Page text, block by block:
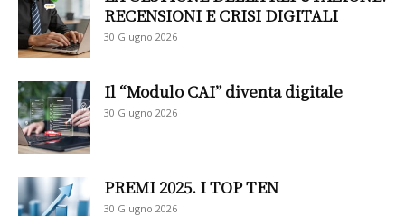
RECENSIONI E CRISI DIGITALI
30 Giugno 2026
Il “Modulo CAI” diventa digitale
30 Giugno 2026
PREMI 2025. I TOP TEN
30 Giugno 2026